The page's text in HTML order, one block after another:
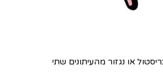
או נגזור מהעיתונים שתי